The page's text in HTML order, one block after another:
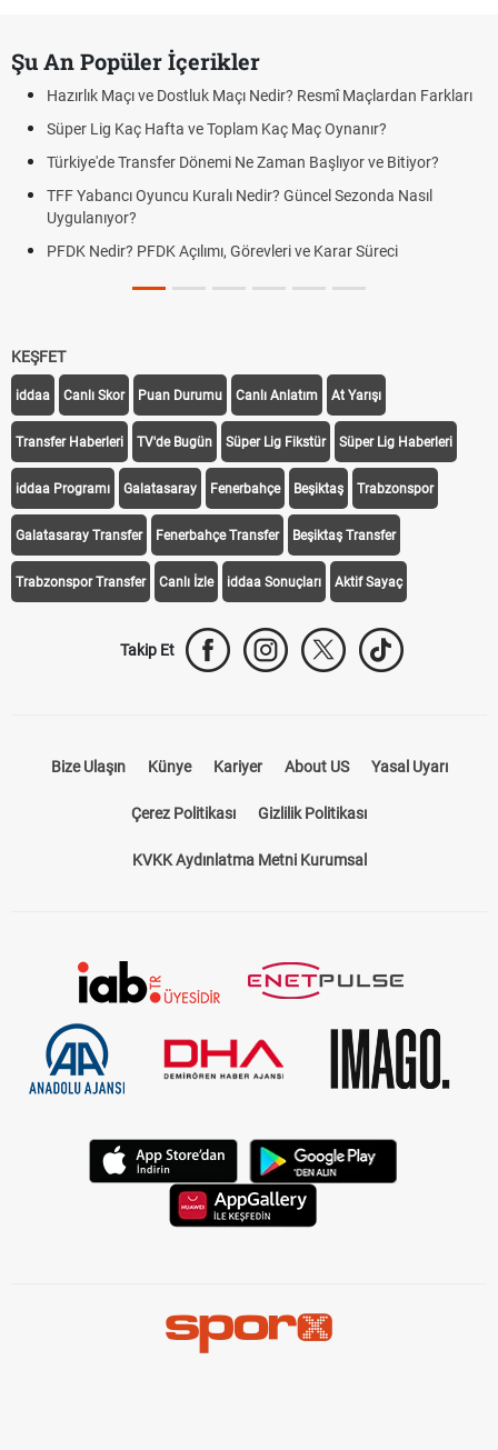
Şu An Popüler İçerikler
Hazırlık Maçı ve Dostluk Maçı Nedir? Resmî Maçlardan Farkları
Süper Lig Kaç Hafta ve Toplam Kaç Maç Oynanır?
Türkiye'de Transfer Dönemi Ne Zaman Başlıyor ve Bitiyor?
TFF Yabancı Oyuncu Kuralı Nedir? Güncel Sezonda Nasıl
Uygulanıyor?
PFDK Nedir? PFDK Açılımı, Görevleri ve Karar Süreci
KEŞFET
iddaa Canlı Skor Puan Durumu Canlı Anlatım At Yarışı
Transfer Haberleri TV'de Bugün Süper Lig Fikstür Süper Lig Haberleri
iddaa Programı Galatasaray Fenerbahçe Beşiktaş Trabzonspor
Galatasaray Transfer Fenerbahçe Transfer Beşiktaş Transfer
Trabzonspor Transfer Canlı İzle iddaa Sonuçları Aktif Sayaç